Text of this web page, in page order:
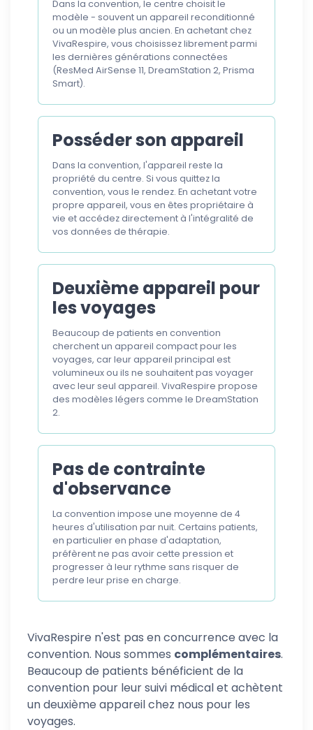
Dans la convention, le centre choisit le
modèle - souvent un appareil reconditionné
ou un modèle plus ancien. En achetant chez
VivaRespire, vous choisissez librement parmi
les dernières générations connectées
(ResMed AirSense 11, DreamStation 2, Prisma
Smart).
Posséder son appareil
Dans la convention, l'appareil reste la
propriété du centre. Si vous quittez la
convention, vous le rendez. En achetant votre
propre appareil, vous en êtes propriétaire à
vie et accédez directement à l'intégralité de
vos données de thérapie.
Deuxième appareil pour
les voyages
Beaucoup de patients en convention
cherchent un appareil compact pour les
voyages, car leur appareil principal est
volumineux ou ils ne souhaitent pas voyager
avec leur seul appareil. VivaRespire propose
des modèles légers comme le DreamStation
2.
Pas de contrainte
d'observance
La convention impose une moyenne de 4
heures d'utilisation par nuit. Certains patients,
en particulier en phase d'adaptation,
préfèrent ne pas avoir cette pression et
progresser à leur rythme sans risquer de
perdre leur prise en charge.
VivaRespire n'est pas en concurrence avec la
convention. Nous sommes complémentaires.
Beaucoup de patients bénéficient de la
convention pour leur suivi médical et achètent
un deuxième appareil chez nous pour les
voyages.